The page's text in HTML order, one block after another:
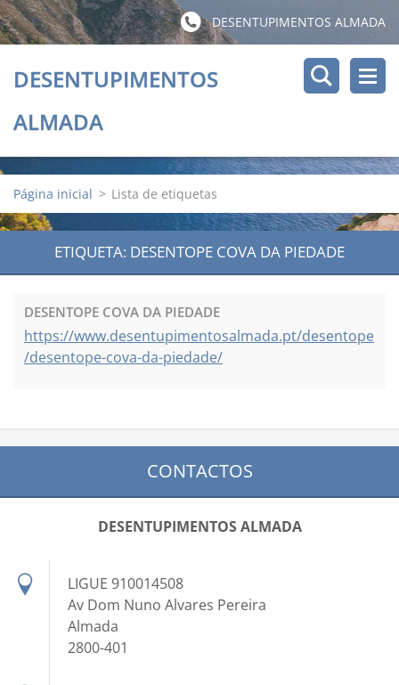
DESENTUPIMENTOS ALMADA
DESENTUPIMENTOS
ALMADA
Página inicial > Lista de etiquetas
ETIQUETA: DESENTOPE COVA DA PIEDADE
DESENTOPE COVA DA PIEDADE
https://www.desentupimentosalmada.pt/desentope
/desentope-cova-da-piedade/
CONTACTOS
DESENTUPIMENTOS ALMADA
LIGUE 910014508
Av Dom Nuno Alvares Pereira
Almada
2800-401